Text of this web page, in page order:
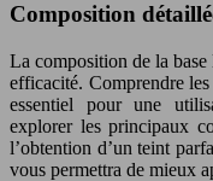
Composition
La composition de la
efficacité. Comprendre
essentiel pour une
explorer les principaux
l’obtention d’un teint
vous permettra de mieux